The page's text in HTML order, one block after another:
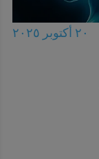
٢٠ أكتوبر ٢٠٢٥